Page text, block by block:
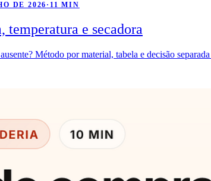
DE 2026 · 11 MIN
temperatura e secadora
Método por material, tabela e decisão